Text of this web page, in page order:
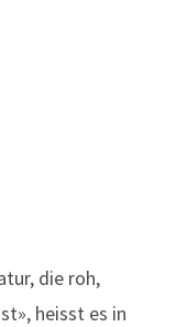
die roh,
heisst es in